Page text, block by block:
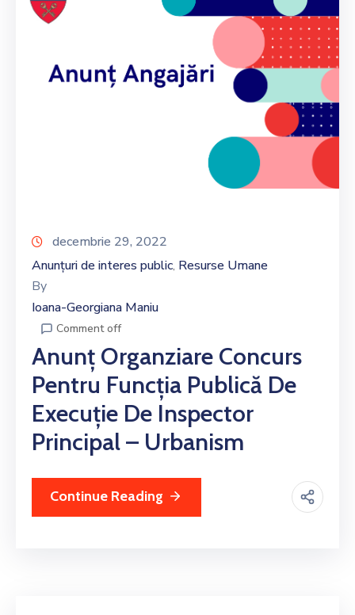
decembrie 29, 2022
Anunțuri de interes public‚ Resurse Umane
By
Ioana-Georgiana Maniu
Comment off
Anunț Organziare Concurs
Pentru Funcția Publică De
Execuție De Inspector
Principal – Urbanism
Continue Reading